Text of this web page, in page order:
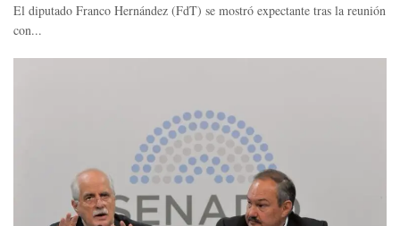
El diputado Franco Hernández (FdT) se mostró expectante tras la reunión
con...